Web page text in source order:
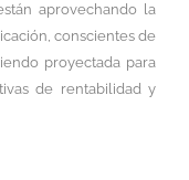
aprovechando la
conscientes de
proyectada para
de rentabilidad y